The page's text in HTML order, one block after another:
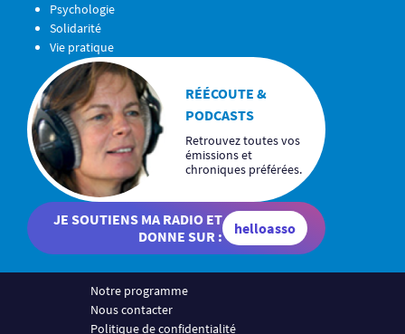
Psychologie
Solidarité
Vie pratique
RÉÉCOUTE &
PODCASTS
Retrouvez toutes vos
émissions et
chroniques préférées.
JE SOUTIENS MA RADIO ET
DONNE SUR :
helloasso
Notre programme
Nous contacter
Politique de confidentialité